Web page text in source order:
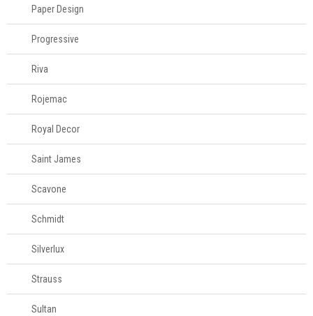
Paper Design
Progressive
Riva
Rojemac
Royal Decor
Saint James
Scavone
Schmidt
Silverlux
Strauss
Sultan